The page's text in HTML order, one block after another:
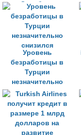
Стамбула
Уровень
безработицы в
Турции
незначительно
снизился